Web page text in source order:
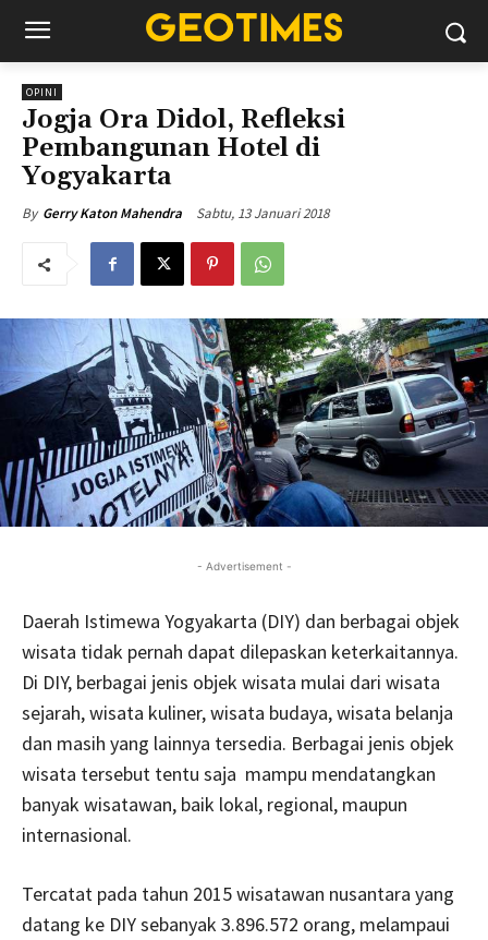
OPINI
Jogja Ora Didol, Refleksi
Pembangunan Hotel di
Yogyakarta
By Gerry Katon Mahendra Sabtu, 13 Januari 2018
- Advertisement -
Daerah Istimewa Yogyakarta (DIY) dan berbagai objek
wisata tidak pernah dapat dilepaskan keterkaitannya.
Di DIY, berbagai jenis objek wisata mulai dari wisata
sejarah, wisata kuliner, wisata budaya, wisata belanja
dan masih yang lainnya tersedia. Berbagai jenis objek
wisata tersebut tentu saja mampu mendatangkan
banyak wisatawan, baik lokal, regional, maupun
internasional.
Tercatat pada tahun 2015 wisatawan nusantara yang
datang ke DIY sebanyak 3.896.572 orang, melampaui